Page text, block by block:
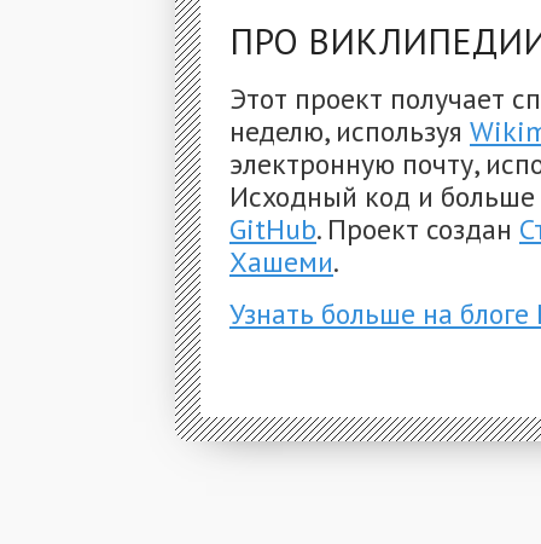
ПРО
Этот проект получает
неделю, используя
электронную почту,
Исходный код и
GitHub. Проект создан
Хашеми.
Узнать больше на